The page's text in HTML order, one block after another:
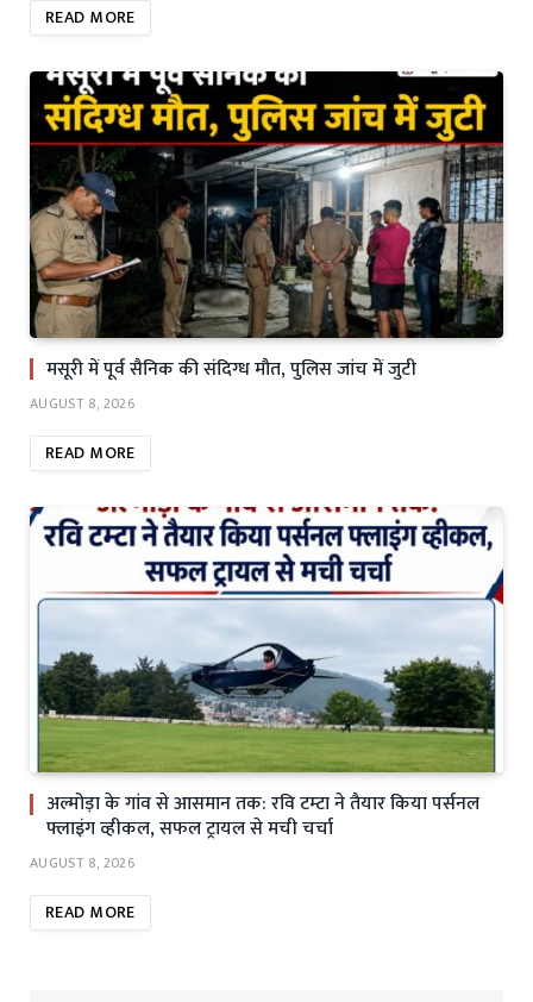
READ MORE
मसूरी में पूर्व सैनिक की संदिग्ध मौत, पुलिस जांच में जुटी
AUGUST 8, 2026
READ MORE
अल्मोड़ा के गांव से आसमान तक: रवि टम्टा ने तैयार किया पर्सनल
फ्लाइंग व्हीकल, सफल ट्रायल से मची चर्चा
AUGUST 8, 2026
READ MORE